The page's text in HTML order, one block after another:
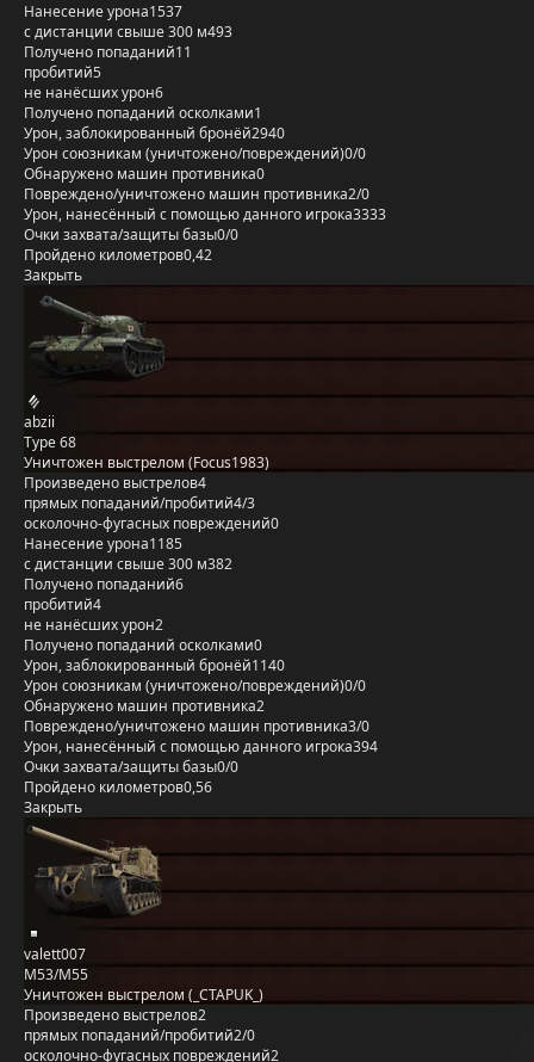
Нанесение урона1537
с дистанции свыше 300 м493
Получено попаданий11
пробитий5
не нанёсших урон6
Получено попаданий осколками1
Урон, заблокированный бронёй2940
Урон союзникам (уничтожено/повреждений)0/0
Обнаружено машин противника0
Повреждено/уничтожено машин противника2/0
Урон, нанесённый с помощью данного игрока3333
Очки захвата/защиты базы0/0
Пройдено километров0,42
Закрыть
abzii
Type 68
Уничтожен выстрелом (Focus1983)
Произведено выстрелов4
прямых попаданий/пробитий4/3
осколочно-фугасных повреждений0
Нанесение урона1185
с дистанции свыше 300 м382
Получено попаданий6
пробитий4
не нанёсших урон2
Получено попаданий осколками0
Урон, заблокированный бронёй1140
Урон союзникам (уничтожено/повреждений)0/0
Обнаружено машин противника2
Повреждено/уничтожено машин противника3/0
Урон, нанесённый с помощью данного игрока394
Очки захвата/защиты базы0/0
Пройдено километров0,56
Закрыть
valett007
M53/M55
Уничтожен выстрелом (_CTAPUK_)
Произведено выстрелов2
прямых попаданий/пробитий2/0
осколочно-фугасных повреждений2